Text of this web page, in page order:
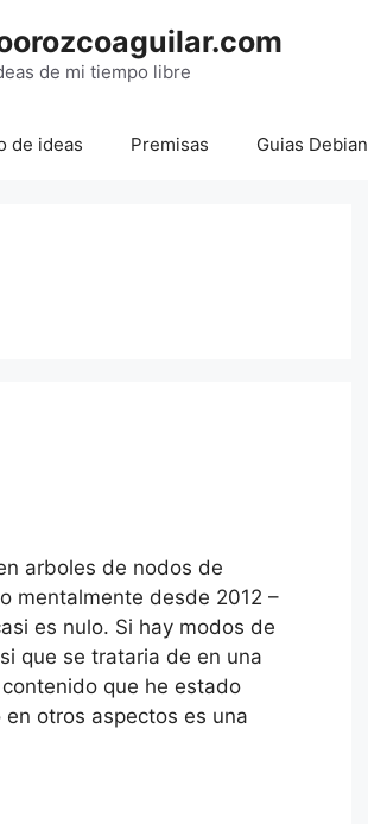
de mi tiempo libre
de ideas Premisas Guias Debian
arboles de nodos de
mentalmente desde 2012 –
es nulo. Si hay modos de
que se trataria de en una
que he estado
otros aspectos es una